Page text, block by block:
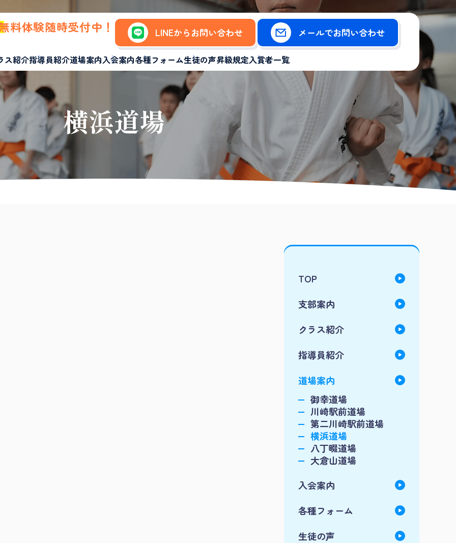
ス紹介指導員紹介道場案内入会案内各種フォーム生徒の声昇級規定入賞者一覧
料体験随時受付中！ LINEからお問い合わせ メールでお問い合わせ
横浜道場
TOP
支部案内
クラス紹介
指導員紹介
道場案内
御幸道場
川崎駅前道場
第二川崎駅前道場
横浜道場
八丁畷道場
大倉山道場
入会案内
各種フォーム
生徒の声